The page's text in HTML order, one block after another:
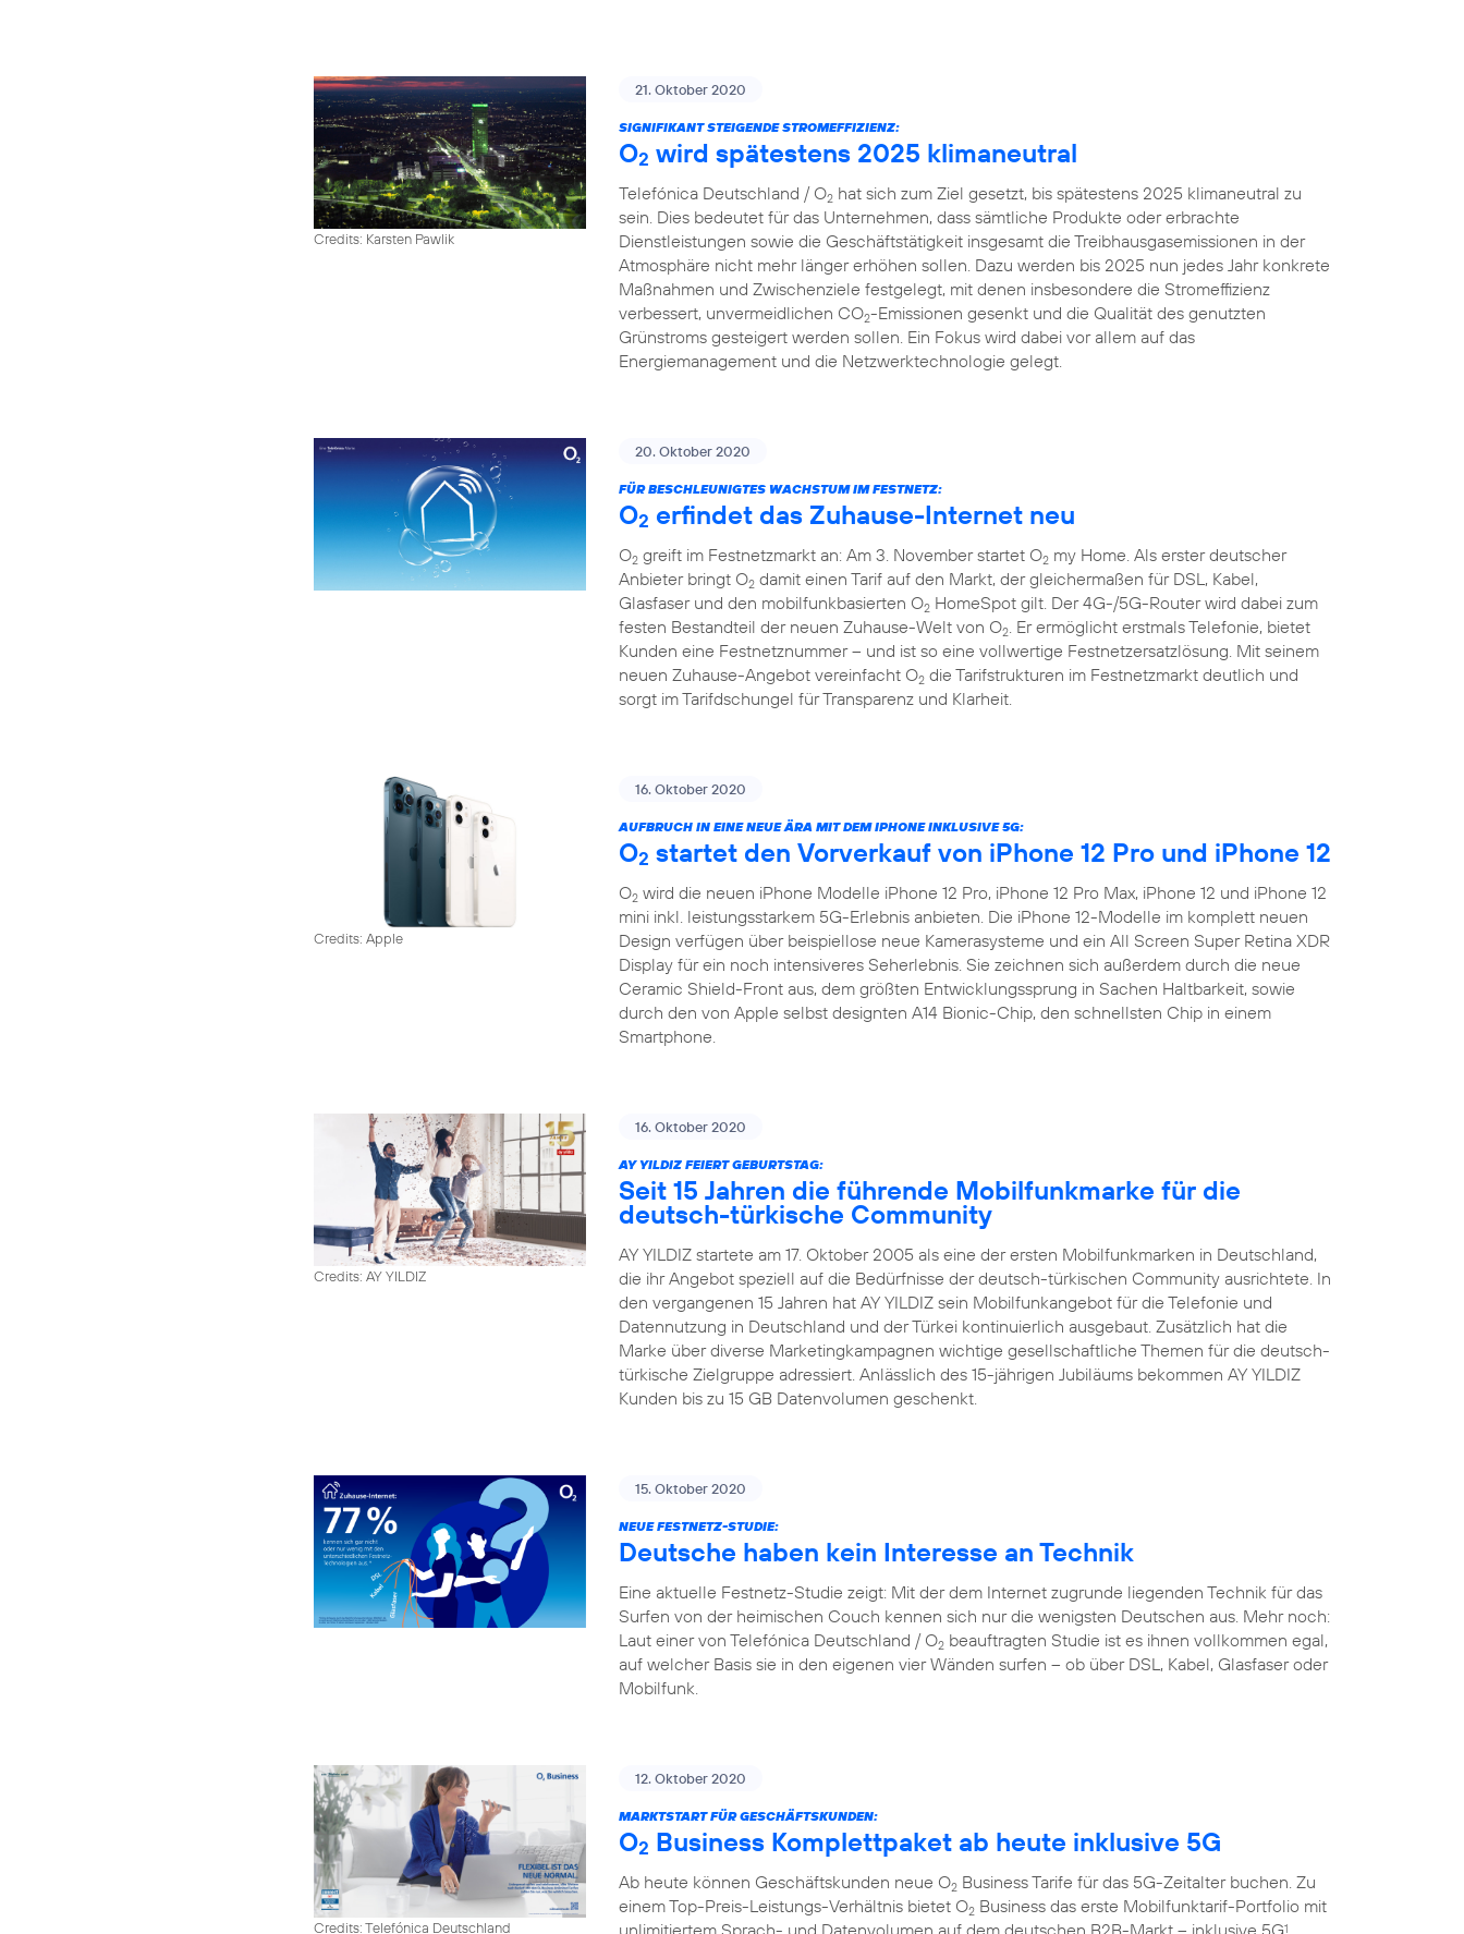
Credits: Karsten Pawlik
21. Oktober 2020
SIGNIFIKANT STEIGENDE STROMEFFIZIENZ:
O2 wird spätestens 2025 klimaneutral
Telefónica Deutschland / O2 hat sich zum Ziel gesetzt, bis spätestens 2025 klimaneutral zu
sein. Dies bedeutet für das Unternehmen, dass sämtliche Produkte oder erbrachte
Dienstleistungen sowie die Geschäftstätigkeit insgesamt die Treibhausgasemissionen in der
Atmosphäre nicht mehr länger erhöhen sollen. Dazu werden bis 2025 nun jedes Jahr konkrete
Maßnahmen und Zwischenziele festgelegt, mit denen insbesondere die Stromeffizienz
verbessert, unvermeidlichen CO2-Emissionen gesenkt und die Qualität des genutzten
Grünstroms gesteigert werden sollen. Ein Fokus wird dabei vor allem auf das
Energiemanagement und die Netzwerktechnologie gelegt.
20. Oktober 2020
FÜR BESCHLEUNIGTES WACHSTUM IM FESTNETZ:
O2 erfindet das Zuhause-Internet neu
O2 greift im Festnetzmarkt an: Am 3. November startet O2 my Home. Als erster deutscher
Anbieter bringt O2 damit einen Tarif auf den Markt, der gleichermaßen für DSL, Kabel,
Glasfaser und den mobilfunkbasierten O2 HomeSpot gilt. Der 4G-/5G-Router wird dabei zum
festen Bestandteil der neuen Zuhause-Welt von O2 . Er ermöglicht erstmals Telefonie, bietet
Kunden eine Festnetznummer – und ist so eine vollwertige Festnetzersatzlösung. Mit seinem
neuen Zuhause-Angebot vereinfacht O2 die Tarifstrukturen im Festnetzmarkt deutlich und
sorgt im Tarifdschungel für Transparenz und Klarheit.
Credits: Apple
16. Oktober 2020
AUFBRUCH IN EINE NEUE ÄRA MIT DEM IPHONE INKLUSIVE 5G:
O2 startet den Vorverkauf von iPhone 12 Pro und iPhone 12
O2 wird die neuen iPhone Modelle iPhone 12 Pro, iPhone 12 Pro Max, iPhone 12 und iPhone 12
mini inkl. leistungsstarkem 5G-Erlebnis anbieten. Die iPhone 12-Modelle im komplett neuen
Design verfügen über beispiellose neue Kamerasysteme und ein All Screen Super Retina XDR
Display für ein noch intensiveres Seherlebnis. Sie zeichnen sich außerdem durch die neue
Ceramic Shield-Front aus, dem größten Entwicklungssprung in Sachen Haltbarkeit, sowie
durch den von Apple selbst designten A14 Bionic-Chip, den schnellsten Chip in einem
Smartphone.
Credits: AY YILDIZ
16. Oktober 2020
AY YILDIZ FEIERT GEBURTSTAG:
Seit 15 Jahren die führende Mobilfunkmarke für die
deutsch-türkische Community
AY YILDIZ startete am 17. Oktober 2005 als eine der ersten Mobilfunkmarken in Deutschland,
die ihr Angebot speziell auf die Bedürfnisse der deutsch-türkischen Community ausrichtete. In
den vergangenen 15 Jahren hat AY YILDIZ sein Mobilfunkangebot für die Telefonie und
Datennutzung in Deutschland und der Türkei kontinuierlich ausgebaut. Zusätzlich hat die
Marke über diverse Marketingkampagnen wichtige gesellschaftliche Themen für die deutsch-
türkische Zielgruppe adressiert. Anlässlich des 15-jährigen Jubiläums bekommen AY YILDIZ
Kunden bis zu 15 GB Datenvolumen geschenkt.
15. Oktober 2020
NEUE FESTNETZ-STUDIE:
Deutsche haben kein Interesse an Technik
Eine aktuelle Festnetz-Studie zeigt: Mit der dem Internet zugrunde liegenden Technik für das
Surfen von der heimischen Couch kennen sich nur die wenigsten Deutschen aus. Mehr noch:
Laut einer von Telefónica Deutschland / O2 beauftragten Studie ist es ihnen vollkommen egal,
auf welcher Basis sie in den eigenen vier Wänden surfen – ob über DSL, Kabel, Glasfaser oder
Mobilfunk.
Credits: Telefónica Deutschland
12. Oktober 2020
MARKTSTART FÜR GESCHÄFTSKUNDEN:
O2 Business Komplettpaket ab heute inklusive 5G
Ab heute können Geschäftskunden neue O2 Business Tarife für das 5G-Zeitalter buchen. Zu
einem Top-Preis-Leistungs-Verhältnis bietet O2 Business das erste Mobilfunktarif-Portfolio mit
unlimitiertem Sprach- und Datenvolumen auf dem deutschen B2B-Markt – inklusive 5G1